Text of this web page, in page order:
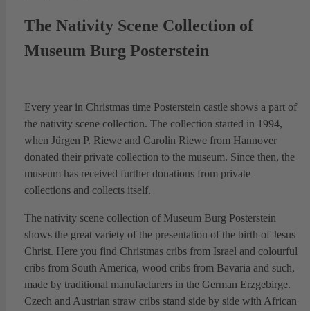
The Nativity Scene Collection of
Museum Burg Posterstein
Every year in Christmas time Posterstein castle shows a part of
the nativity scene collection. The collection started in 1994,
when Jürgen P. Riewe and Carolin Riewe from Hannover
donated their private collection to the museum. Since then, the
museum has received further donations from private
collections and collects itself.
The nativity scene collection of Museum Burg Posterstein
shows the great variety of the presentation of the birth of Jesus
Christ. Here you find Christmas cribs from Israel and colourful
cribs from South America, wood cribs from Bavaria and such,
made by traditional manufacturers in the German Erzgebirge.
Czech and Austrian straw cribs stand side by side with African